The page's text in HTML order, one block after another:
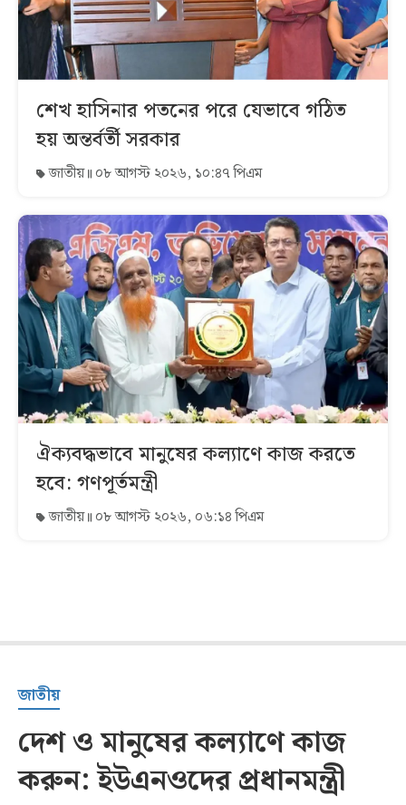
শেখ হাসিনার পতনের পরে যেভাবে গঠিত
হয় অন্তর্বর্তী সরকার
জাতীয় ০৮ আগস্ট ২০২৬, ১০:৪৭ পিএম
ঐক্যবদ্ধভাবে মানুষের কল্যাণে কাজ করতে
হবে: গণপূর্তমন্ত্রী
জাতীয় ০৮ আগস্ট ২০২৬, ০৬:১৪ পিএম
জাতীয়
দেশ ও মানুষের কল্যাণে কাজ
করুন: ইউএনওদের প্রধানমন্ত্রী